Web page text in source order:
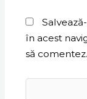
în acest
să comentez.